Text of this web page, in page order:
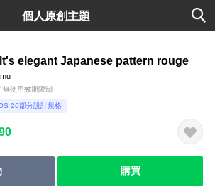
個人原創主題
elegant Japanese pattern rouge
使用效期限制
26部分設計規格
購買